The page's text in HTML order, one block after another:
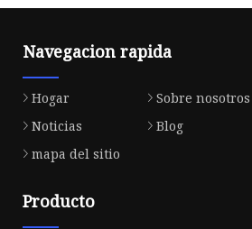
Navegacion rapida
Hogar Sobre nosotros
Noticias
Blog
mapa del sitio
Producto